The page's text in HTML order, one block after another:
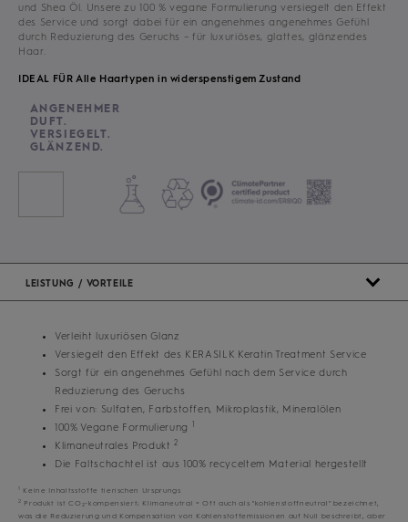
und Shea Öl. Unsere zu 100 % vegane Formulierung versiegelt den Effekt
des Service und sorgt dabei für ein angenehmes angenehmes Gefühl
durch Reduzierung des Geruchs – für luxuriöses, glattes, glänzendes
Haar.
IDEAL FÜR Alle Haartypen in widerspenstigem Zustand
ANGENEHMER
DUFT.
VERSIEGELT.
GLÄNZEND.
LEISTUNG / VORTEILE
Verleiht luxuriösen Glanz
Versiegelt den Effekt des KERASILK Keratin Treatment Service
Sorgt für ein angenehmes Gefühl nach dem Service durch
Reduzierung des Geruchs
Frei von: Sulfaten, Farbstoffen, Mikroplastik, Mineralölen
100% Vegane Formulierung 1
Klimaneutrales Produkt2
Die Faltschachtel ist aus 100% recyceltem Material hergestellt
1 Keine Inhaltsstoffe tierischen Ursprungs
2 Produkt ist CO2-kompensiert; Klimaneutral = Oft auch als "kohlenstoffneutral" bezeichnet,
was die Reduzierung und Kompensation von Kohlenstoffemissionen auf Null beschreibt, aber